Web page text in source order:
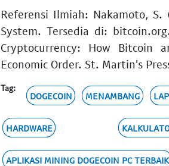
Referensi Ilmiah: Nakamoto,
System. Tersedia di:
Cryptocurrency: How Bitcoin
Economic Order. St. Martin's
Tag:
DOGECOIN MENAMBANG
HARDWARE
APLIKASI MINING DOGECOIN PC TERBAIK